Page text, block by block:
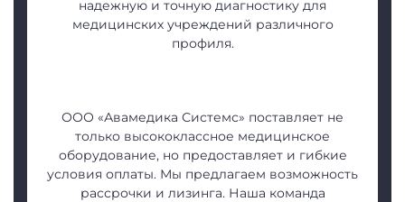
надежную и точную диагностику для
медицинских учреждений различного
профиля.
ООО «Авамедика Системс» поставляет не
только высококлассное медицинское
оборудование, но предоставляет и гибкие
условия оплаты. Мы предлагаем возможность
рассрочки и лизинга. Наша команда